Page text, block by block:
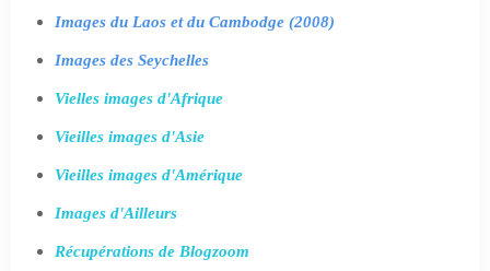
Images du Laos et du Cambodge (2008)
Images des Seychelles
Vielles images d'Afrique
Vieilles images d'Asie
Vieilles images d'Amérique
Images d'Ailleurs
Récupérations de Blogzoom